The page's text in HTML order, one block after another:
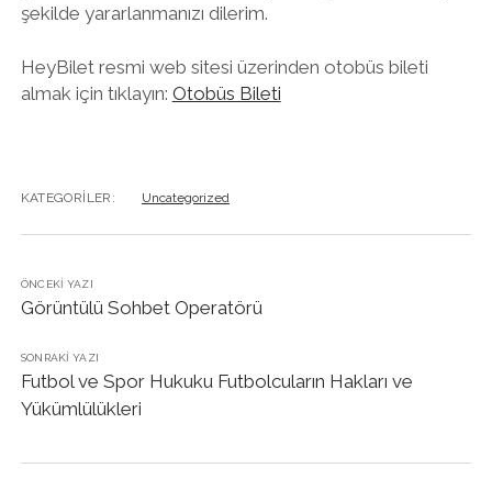
şekilde yararlanmanızı dilerim.
HeyBilet resmi web sitesi üzerinden otobüs bileti
almak için tıklayın: Otobüs Bileti
KATEGORILER: Uncategorized
ÖNCEKI YAZI
Görüntülü Sohbet Operatörü
SONRAKI YAZI
Futbol ve Spor Hukuku Futbolcuların Hakları ve
Yükümlülükleri